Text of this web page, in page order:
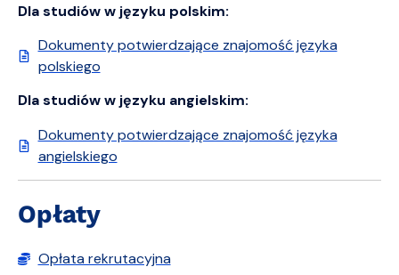
Dla studiów w języku polskim:
Dokumenty potwierdzające znajomość języka
polskiego
Dla studiów w języku angielskim:
Dokumenty potwierdzające znajomość języka
angielskiego
Opłaty
Opłata rekrutacyjna